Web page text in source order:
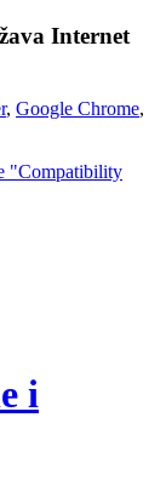
Internet
, Google Chrome,
"Compatibility
i